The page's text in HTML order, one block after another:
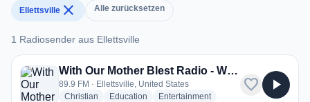
Ellettsville close Alle zurücksetzen
1 Radiosender aus Ellettsville
1 Radiosender aus Ellettsville
With Our Mother Blest Radio - WOMB
89.9 FM · Ellettsville, United States
Christian radio stations
Education radio stations
Entertainmentradio stations
favorite play_arrow